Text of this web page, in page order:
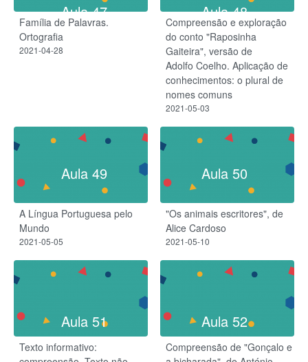
Aula 47
Família de Palavras.
Ortografia
2021-04-28
Aula 48
Compreensão e exploração
do conto "Raposinha
Gaiteira", versão de
Adolfo Coelho. Aplicação de
conhecimentos: o plural de
nomes comuns
2021-05-03
Aula 49
A Língua Portuguesa pelo
Mundo
2021-05-05
Aula 50
"Os animais escritores", de
Alice Cardoso
2021-05-10
Aula 51
Texto informativo:
Aula 52
Compreensão de "Gonçalo e